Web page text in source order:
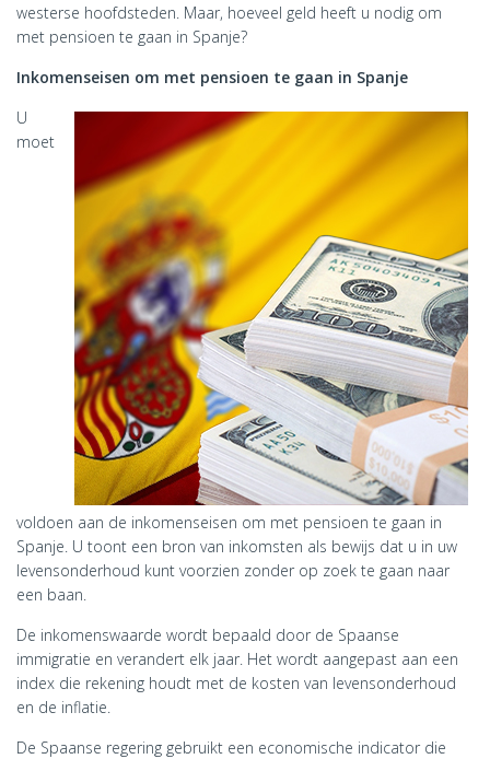
westerse hoofdsteden. Maar, hoeveel geld heeft u nodig om
met pensioen te gaan in Spanje?
Inkomenseisen om met pensioen te gaan in Spanje
U
moet
voldoen aan de inkomenseisen om met pensioen te gaan in
Spanje. U toont een bron van inkomsten als bewijs dat u in uw
levensonderhoud kunt voorzien zonder op zoek te gaan naar
een baan.
De inkomenswaarde wordt bepaald door de Spaanse
immigratie en verandert elk jaar. Het wordt aangepast aan een
index die rekening houdt met de kosten van levensonderhoud
en de inflatie.
De Spaanse regering gebruikt een economische indicator die